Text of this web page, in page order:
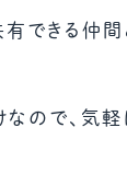
きる仲間
ので、気軽